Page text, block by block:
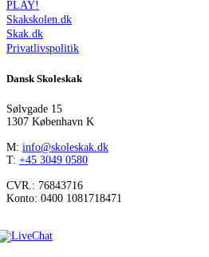
PLAY!
Skakskolen.dk
Skak.dk
Privatlivspolitik
Dansk Skoleskak
Sølvgade 15
1307 København K
M: info@skoleskak.dk
T: +45 3049 0580
CVR.: 76843716
Konto: 0400 1081718471